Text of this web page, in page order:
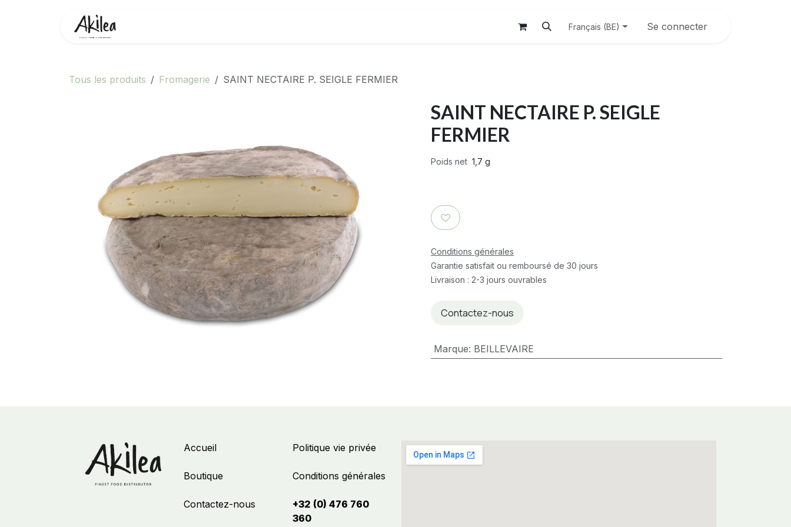
Français (BE) Se connecter
Tous les produits Fromagerie SAINT NECTAIRE P. SEIGLE FERMIER
SAINT NECTAIRE P. SEIGLE
FERMIER
Poids net 1,7 g
Conditions générales
Garantie satisfait ou remboursé de 30 jours
Livraison : 2-3 jours ouvrables
Contactez-nous
Marque: BEILLEVAIRE
Politique vie privée
Conditions générales
+32 (0) 476 760
360
Accueil
Boutique
Contactez-nous